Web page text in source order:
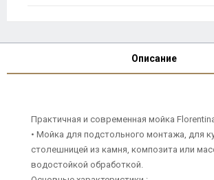
Описание
Практичная и современная мойка
• Мойка для подстольного монтажа, для
столешницей из камня, композита или
водостойкой обработкой.